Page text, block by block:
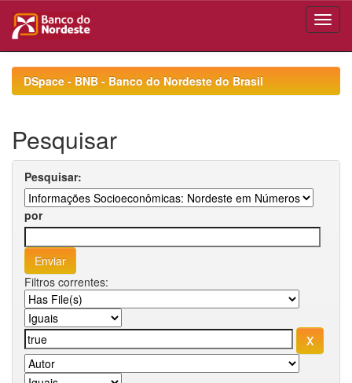
navigationDSpace - BNB - Banco do Nordeste do Brasil
Pesquisar
Pesquisar:
por
Filtros correntes: